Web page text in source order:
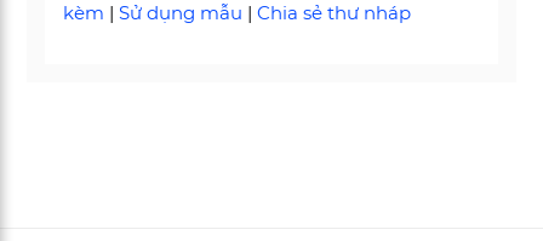
kèm |Sử dụng mẫu |Chia sẻ thư nháp